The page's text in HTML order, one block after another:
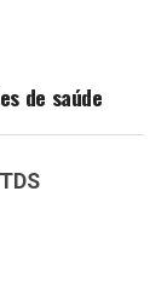
de saúde